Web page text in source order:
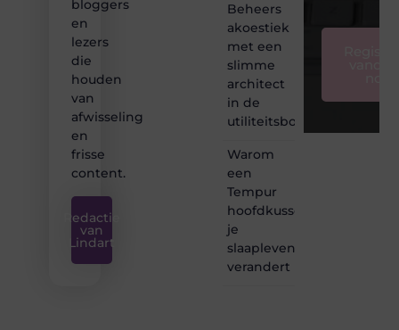
bloggers
en
lezers
die
houden
van
afwisseling
en
frisse
content.
Redactie
van
Lindart
Beheers
akoestiek
met een
slimme
architect
in de
utiliteitsbouw
Warom
een
Tempur
hoofdkussen
je
slaapleven
verandert